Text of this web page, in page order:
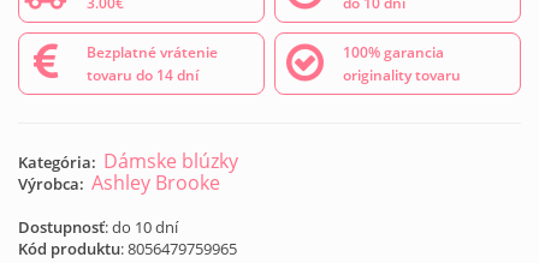
Bezplatné vrátenie
tovaru do 14 dní
100% garancia
originality tovaru
Kategória: Dámske blúzky
Výrobca: Ashley Brooke
Dostupnosť: do 10 dní
Kód produktu:8056479759965